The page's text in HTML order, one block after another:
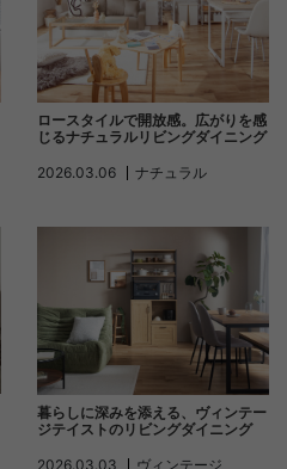
ロースタイルで開放感。広がりを感
じるナチュラルリビングダイニング
2026.03.06
ナチュラル
暮らしに深みを添える、ヴィンテー
ジテイストのリビングダイニング
2026.03.03
ヴィンテージ